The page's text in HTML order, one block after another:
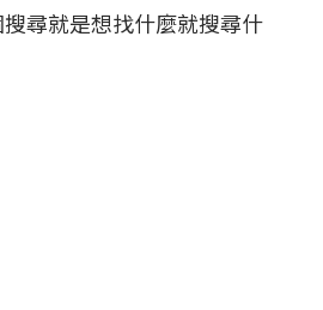
尋就是想找什麼就搜尋什